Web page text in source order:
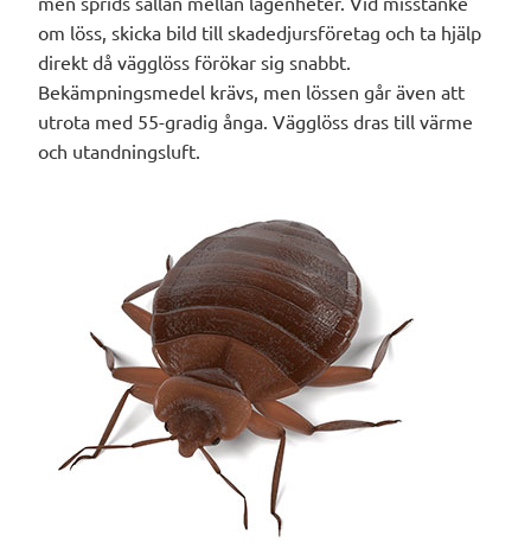
om löss, skicka bild till skadedjursföretag och ta hjälp
direkt då vägglöss förökar sig snabbt.
Bekämpningsmedel krävs, men lössen går även att
utrota med 55-gradig ånga. Vägglöss dras till värme
och utandningsluft.